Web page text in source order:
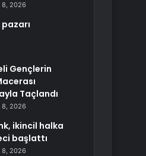
8, 2026
Gençlerin
Taçlandı
8, 2026
ikincil halka
başlattı
8, 2026